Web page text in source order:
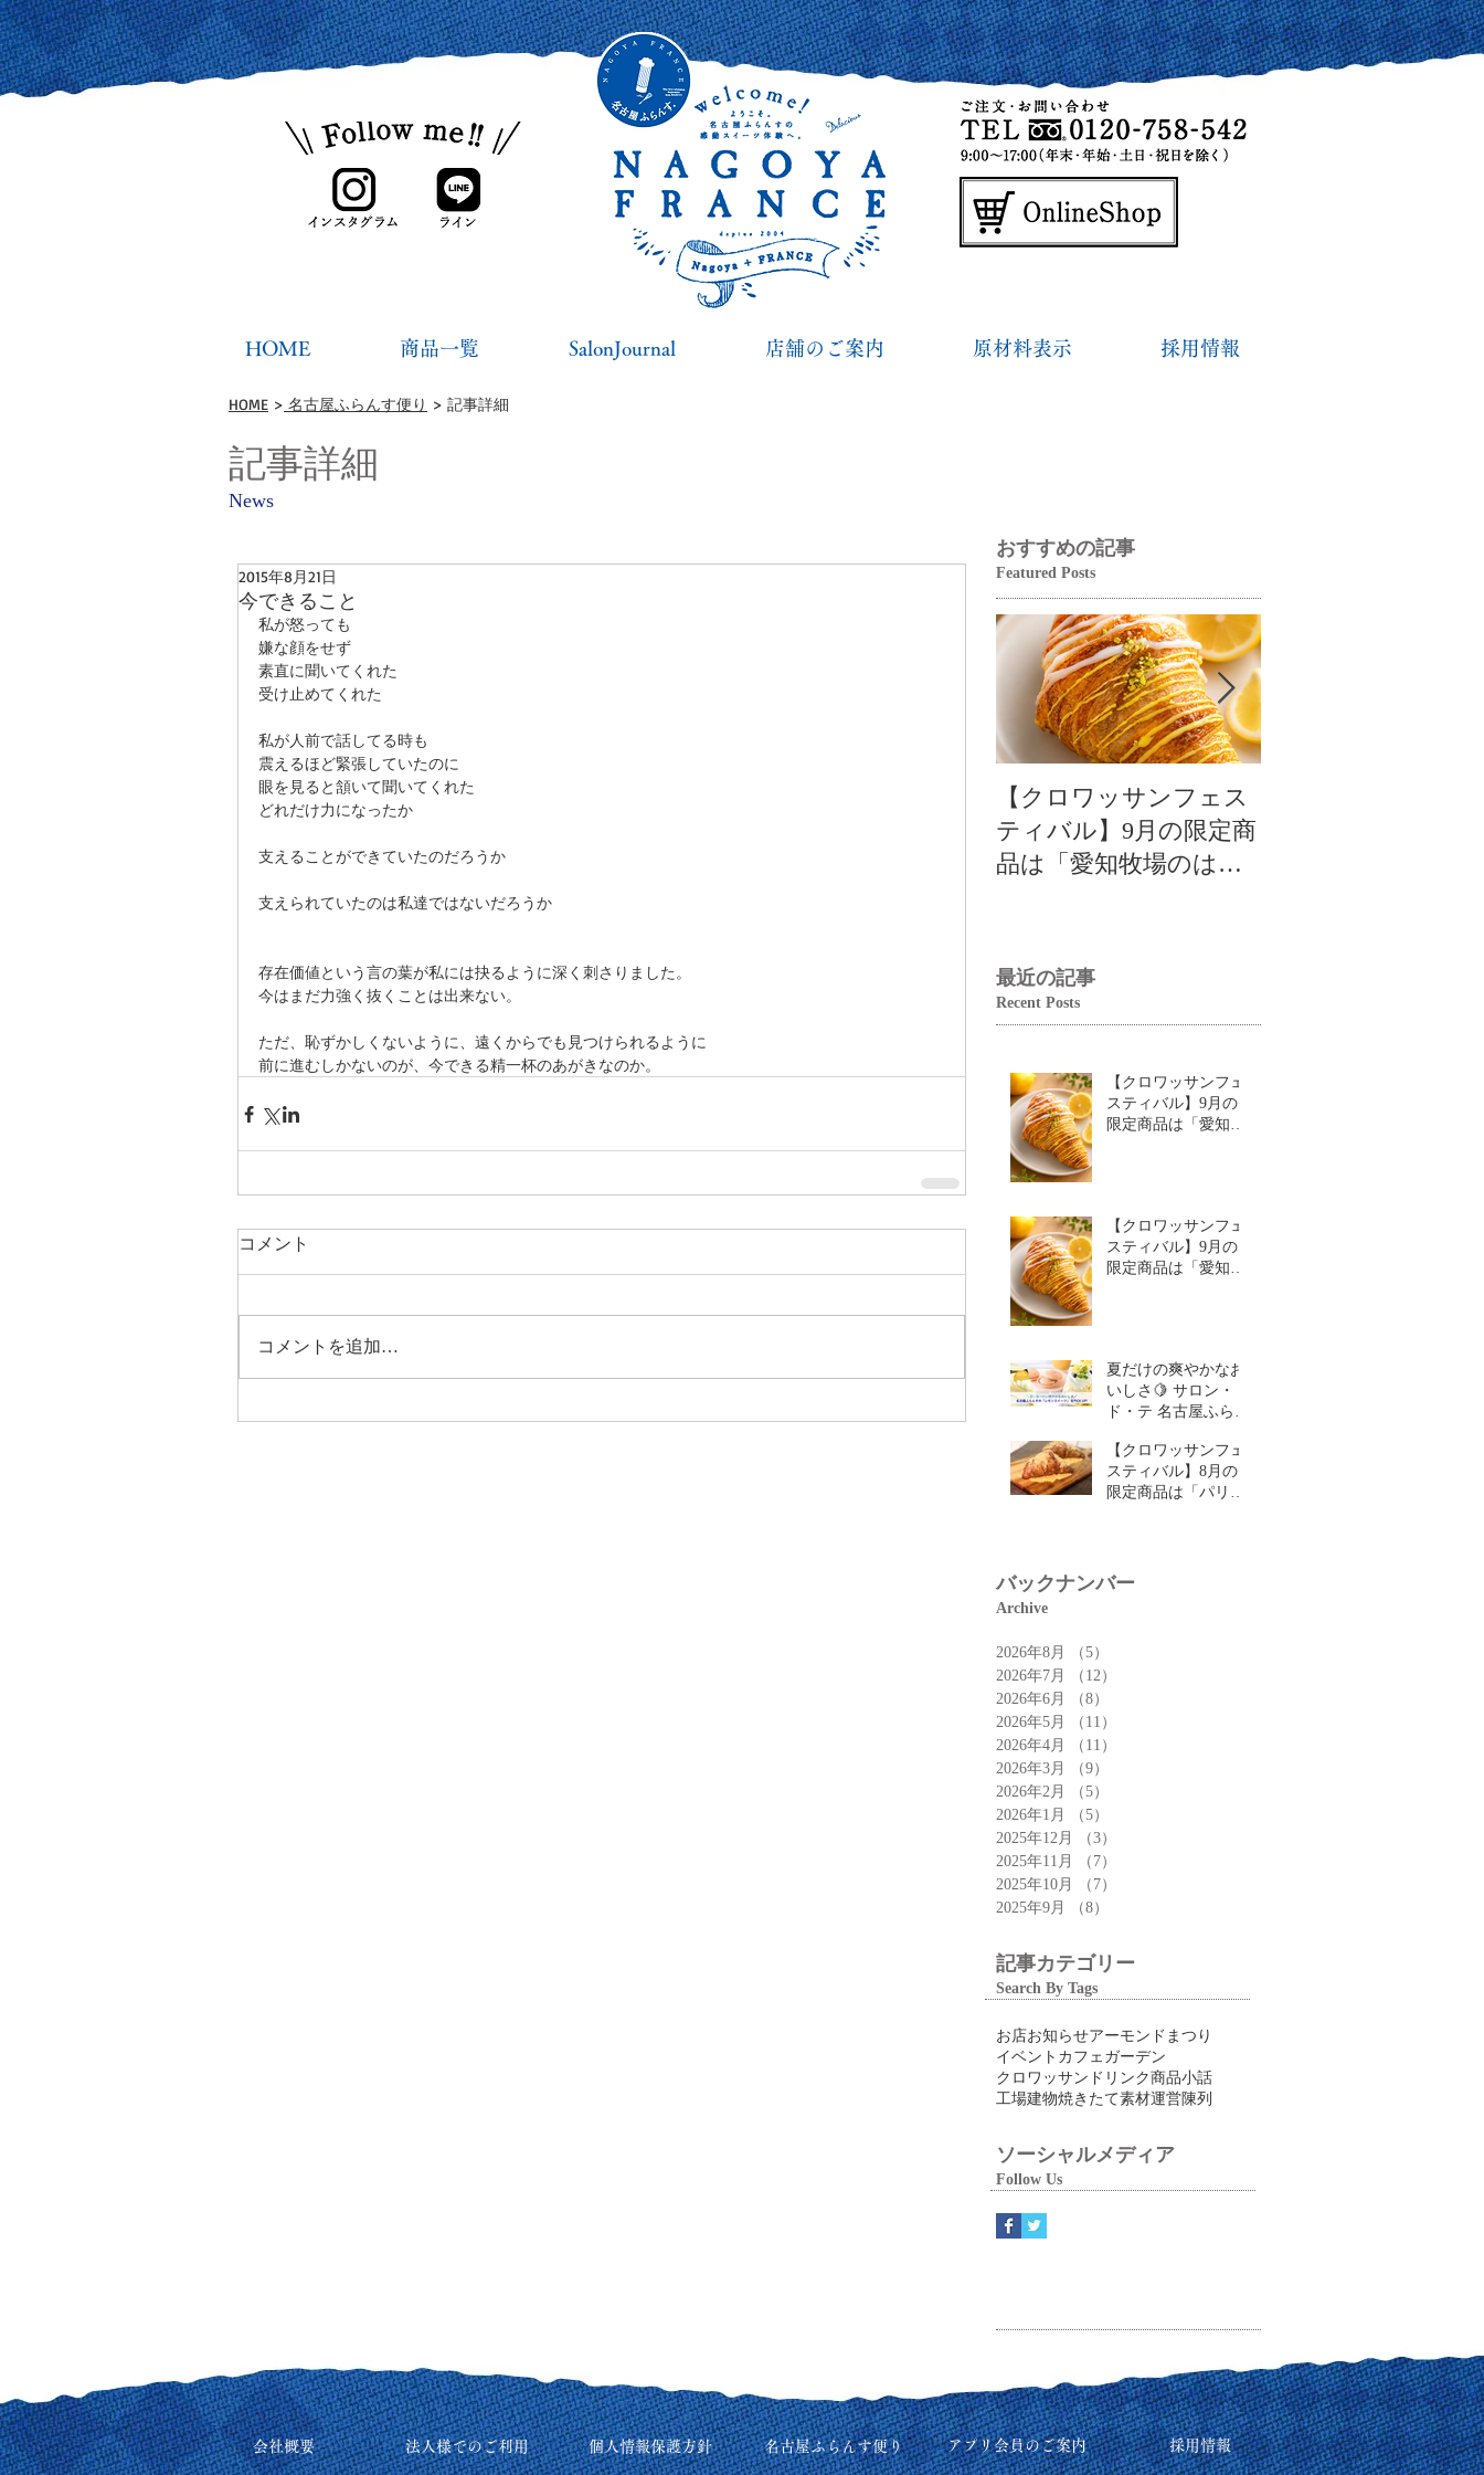
HOME 商品一覧 SalonJournal 店舗のご案内 原材料表示 採用情報
HOME > 名古屋ふらんす便り > 記事詳細
記事詳細
News
今できること
2015年8月21日
私が怒っても
嫌な顔をせず
素直に聞いてくれた
受け止めてくれた
私が人前で話してる時も
震えるほど緊張していたのに
眼を見ると頷いて聞いてくれた
どれだけ力になったか
支えることができていたのだろうか
支えられていたのは私達ではないだろうか
存在価値という言の葉が私には抉るように深く刺さりました。
今はまだ力強く抜くことは出来ない。
ただ、恥ずかしくないように、遠くからでも見つけられるように
前に進むしかないのが、今できる精一杯のあがきなのか。
コメント
コメントを追加…
おすすめの記事
Featured Posts
【クロワッサンフェス
ティバル】9月の限定商
品は「愛知牧場のはち
最近の記事
Recent Posts
【クロワッサンフェ
スティバル】9月の
限定商品は「愛知牧
【クロワッサンフェ
スティバル】9月の
限定商品は「愛知牧
夏だけの爽やかなお
いしさ🍋 サロン・
ド・テ 名古屋ふらん
特集」
【クロワッサンフェ
スティバル】8月の
限定商品は「パリパ
バックナンバー
Archive
2026年8月 （5）
2026年7月
（12）
2026年6月
（8）
2026年5月
（11）
2026年4月
（11）
2026年3月
（9）
2026年2月
（5）
2026年1月
（5）
2025年12月
（3）
2025年11月
（7）
2025年10月
（7）
2025年9月
（8）
記事カテゴリー
Search By Tags
お店お知らせアーモンドまつり
イベント カフェ ガーデン
クロワッサン ドリンク商品小話
工場建物焼きたて素材運営陳列
ソーシャルメディア
Follow Us
会社概要 法人様でのご利用 個人情報保護方針 名古屋ふらんす便り アプリ会員のご案内 採用情報